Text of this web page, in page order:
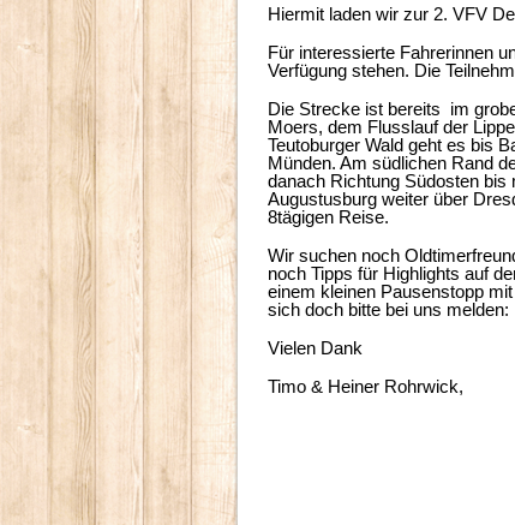
Hiermit laden wir zur 2. VFV
Für interessierte Fahrerinnen
Verfügung stehen. Die
Die Strecke ist bereits im
Moers, dem Flusslauf der
Teutoburger Wald geht es bis
Münden. Am südlichen Rand
danach Richtung Südosten
Augustusburg weiter über
8tägigen Reise.
Wir suchen noch
noch Tipps für Highlights auf
einem kleinen Pausenstopp
sich doch bitte bei uns melden:
Vielen Dank
Timo & Heiner Rohrwick,